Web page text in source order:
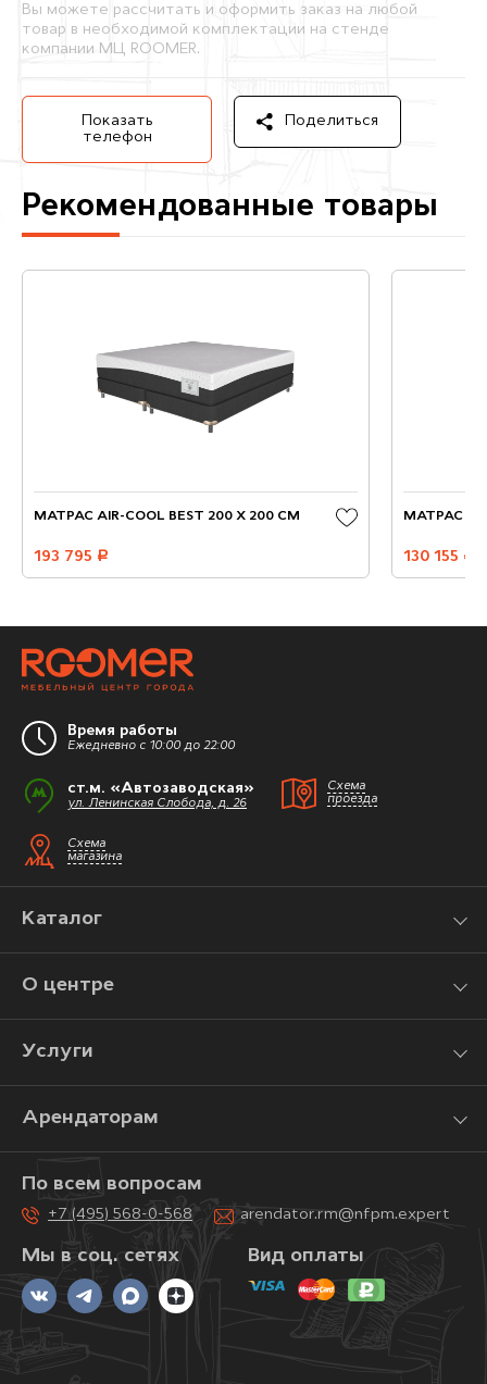
Вы можете рассчитать и оформить заказ на любой
товар в необходимой комплектации на стенде
компании МЦ ROOMER.
Показать
телефон
Поделиться
Рекомендованные товары
МАТРАС AIR-COOL BEST 200 X 200 СМ
193 795 руб.
МАТРАС
130 155 руб.
Время работы
Ежедневно с 10:00 до 22:00
ст.м. «Автозаводская»
ул. Ленинская Слобода, д. 26
Схема
проезда
Схема
магазина
Каталог
О центре
Услуги
Арендаторам
Мы в соц. сетях
По всем вопросам
+7 (495) 568-0-568 arendator.rm@nfpm.expert
Вид оплаты